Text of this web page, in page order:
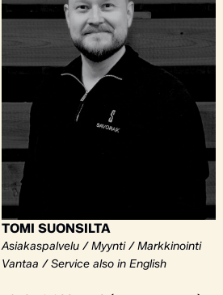
TOMI SUONSILTA
Asiakaspalvelu / Myynti / Markkinointi
Vantaa / Service also in English